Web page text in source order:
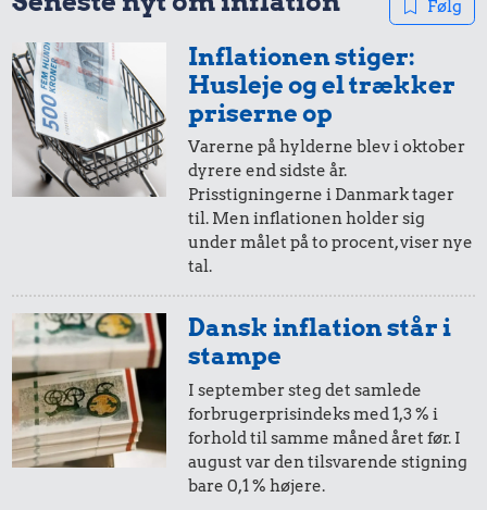
25 kr.
Rugbrød
35 kr.
Avis 24 kr.
18 kr.
Franskbrød
135 kr.
19 kr.
1 kg kartofler
50,-
i 2025
= 51,-
20,-
i 2025
= 20,-
i dag
10,-
5,-
i 2025
= 5,-
i dag
Følg
Inflationen stiger:
Husleje og el trækker
priserne op
Varerne på hylderne blev i oktober
dyrere end sidste år.
Prisstigningerne i Danmark tager
til. Men inflationen holder sig
under målet på to procent, viser nye
tal.
Dansk inflation står i
stampe
I september steg det samlede
forbrugerprisindeks med 1,3 % i
forhold til samme måned året før. I
august var den tilsvarende stigning
bare 0,1 % højere.